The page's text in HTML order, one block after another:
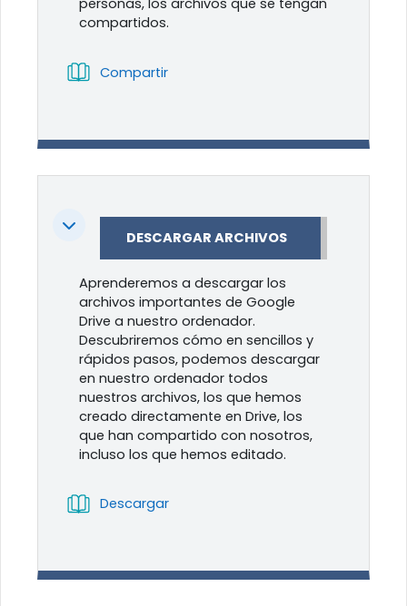
personas, los archivos que se tengan
compartidos.
CompartirLibro
Colapsar DESCARGAR ARCHIVOS
Aprenderemos a descargar los
archivos importantes de Google
Drive a nuestro ordenador.
Descubriremos cómo en sencillos y
rápidos pasos, podemos descargar
en nuestro ordenador todos
nuestros archivos, los que hemos
creado directamente en Drive, los
que han compartido con nosotros,
incluso los que hemos editado.
DescargarLibro